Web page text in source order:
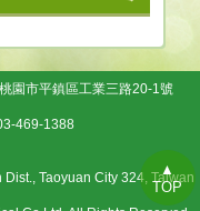
園市平鎮區工業三路20-1號
469-1388
Taoyuan City 324, Taiwan
▲
TOP